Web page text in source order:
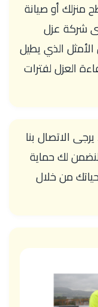
منزلك أو صيانة
شركة عزل
الأمثل الذي يطيل
العزل لفترات
الاتصال بنا
لك حماية
من خلال